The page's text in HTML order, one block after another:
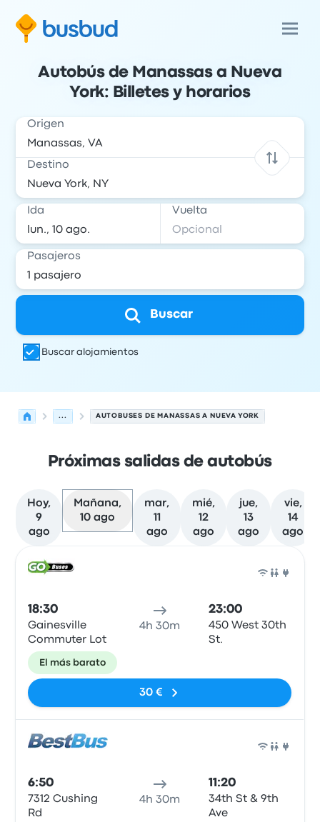
Autobús de Manassas a Nueva
York: Billetes y horarios
Origen
Destino
Ida Vuelta
Pasajeros
Buscar
Buscar alojamientos
... AUTOBUSES DE MANASSAS A NUEVA YORK
Próximas salidas de autobús
Hoy,
9
ago
Mañana,
10 ago
mar,
11
ago
mié,
12
ago
jue,
13
ago
vie,
14
ago
18:30
Gainesville
Commuter Lot
4h 30m
23:00
450 West 30th
St.
El más barato
30 €
6:50
7312 Cushing
Rd
4h 30m
11:20
34th St & 9th
Ave